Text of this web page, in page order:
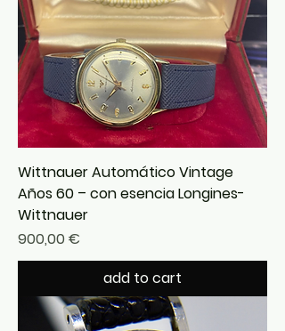
Wittnauer Automático Vintage
Años 60 – con esencia Longines-
Wittnauer
Precio
900,00 €
add to cart